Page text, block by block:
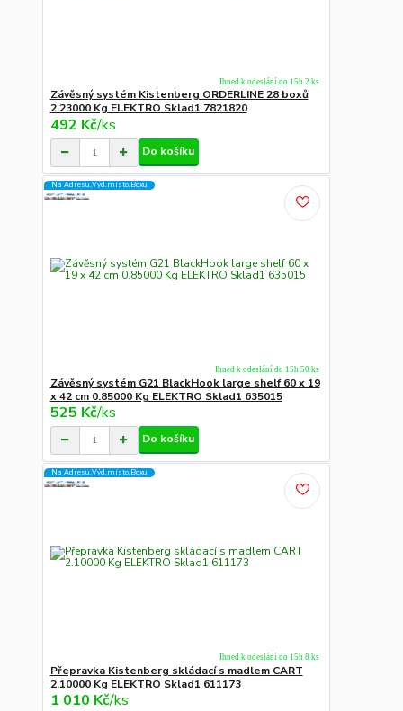
Závěsný systém Kistenberg ORDERLINE 28 boxů
2.23000 Kg ELEKTRO Sklad1 7821820
492 Kč/ks
Ihned k odeslání do 15h 2 ks
Do košíku
Na Adresu,Výd.místo,Boxu
Závěsný systém G21 BlackHook large shelf 60 x 19
x 42 cm 0.85000 Kg ELEKTRO Sklad1 635015
525 Kč/ks
Ihned k odeslání do 15h 50 ks
Do košíku
Na Adresu,Výd.místo,Boxu
Přepravka Kistenberg skládací s madlem CART
2.10000 Kg ELEKTRO Sklad1 611173
1 010 Kč/ks
Ihned k odeslání do 15h 8 ks